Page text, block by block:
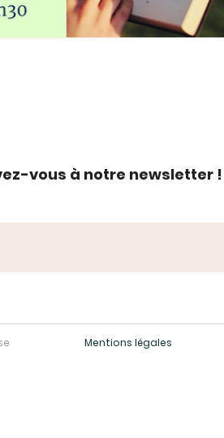
vous à notre newsletter !
Mentions légales